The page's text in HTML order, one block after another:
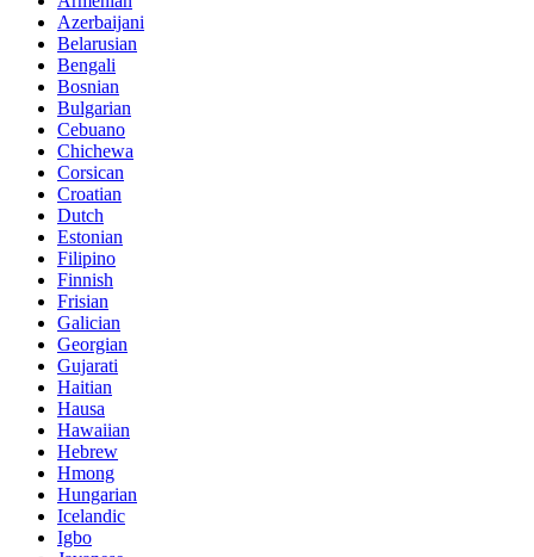
Azerbaijani
Belarusian
Bengali
Bosnian
Bulgarian
Cebuano
Chichewa
Corsican
Croatian
Dutch
Estonian
Filipino
Finnish
Frisian
Galician
Georgian
Gujarati
Haitian
Hausa
Hawaiian
Hebrew
Hmong
Hungarian
Icelandic
Igbo